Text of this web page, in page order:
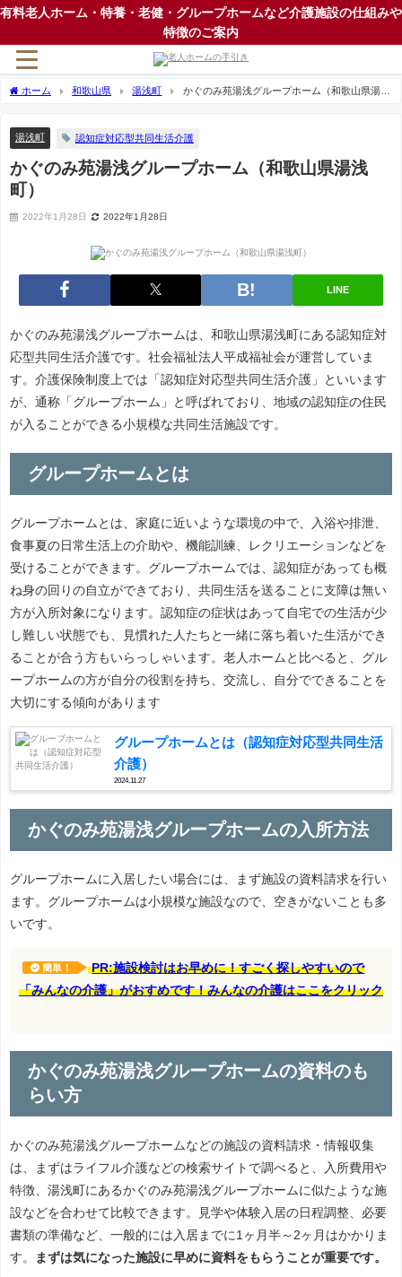
有料老人ホーム・特養・老健・グループホームなど介護施設の仕組みや
特徴のご案内
ホーム 和歌山県 湯浅町
かぐのみ苑湯浅グループホーム（和歌山県湯浅
湯浅町 認知症対応型共同生活介護
かぐのみ苑湯浅グループホーム（和歌山県湯浅
町）
2022年1月28日 2022年1月28日
LINE
かぐのみ苑湯浅グループホームは、和歌山県湯浅町にある認知症対
応型共同生活介護です。社会福祉法人平成福祉会が運営していま
す。介護保険制度上では「認知症対応型共同生活介護」といいます
が、通称「グループホーム」と呼ばれており、地域の認知症の住民
が入ることができる小規模な共同生活施設です。
グループホームとは
グループホームとは、家庭に近いような環境の中で、入浴や排泄、
食事夏の日常生活上の介助や、機能訓練、レクリエーションなどを
受けることができます。グループホームでは、認知症があっても概
ね身の回りの自立ができており、共同生活を送ることに支障は無い
方が入所対象になります。認知症の症状はあって自宅での生活が少
し難しい状態でも、見慣れた人たちと一緒に落ち着いた生活ができ
ることが合う方もいらっしゃいます。老人ホームと比べると、グル
ープホームの方が自分の役割を持ち、交流し、自分でできることを
大切にする傾向があります
グループホームとは（認知症対応型共同生活
介護）
2024.11.27
かぐのみ苑湯浅グループホームの入所方法
グループホームに入居したい場合には、まず施設の資料請求を行い
ます。グループホームは小規模な施設なので、空きがないことも多
いです。
簡単！
PR:施設検討はお早めに！すごく探しやすいので
「みんなの介護」がおすめです！みんなの介護はここをクリック
かぐのみ苑湯浅グループホームの資料のも
らい方
かぐのみ苑湯浅グループホームなどの施設の資料請求・情報収集
は、まずはライフル介護などの検索サイトで調べると、入所費用や
特徴、湯浅町にあるかぐのみ苑湯浅グループホームに似たような施
設などを合わせて比較できます。見学や体験入居の日程調整、必要
書類の準備など、一般的には入居までに1ヶ月半～2ヶ月はかかりま
す。
まずは気になった施設に早めに資料をもらうことが重要です。